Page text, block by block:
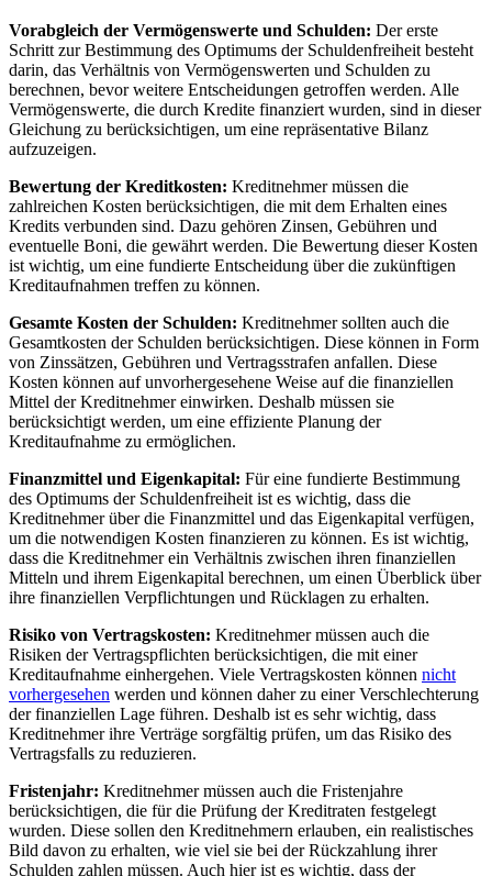
Vorabgleich der Vermögenswerte und Schulden: Der erste
Schritt zur Bestimmung des Optimums der Schuldenfreiheit besteht
darin, das Verhältnis von Vermögenswerten und Schulden zu
berechnen, bevor weitere Entscheidungen getroffen werden. Alle
Vermögenswerte, die durch Kredite finanziert wurden, sind in dieser
Gleichung zu berücksichtigen, um eine repräsentative Bilanz
aufzuzeigen.
Bewertung der Kreditkosten: Kreditnehmer müssen die
zahlreichen Kosten berücksichtigen, die mit dem Erhalten eines
Kredits verbunden sind. Dazu gehören Zinsen, Gebühren und
eventuelle Boni, die gewährt werden. Die Bewertung dieser Kosten
ist wichtig, um eine fundierte Entscheidung über die zukünftigen
Kreditaufnahmen treffen zu können.
Gesamte Kosten der Schulden: Kreditnehmer sollten auch die
Gesamtkosten der Schulden berücksichtigen. Diese können in Form
von Zinssätzen, Gebühren und Vertragsstrafen anfallen. Diese
Kosten können auf unvorhergesehene Weise auf die finanziellen
Mittel der Kreditnehmer einwirken. Deshalb müssen sie
berücksichtigt werden, um eine effiziente Planung der
Kreditaufnahme zu ermöglichen.
Finanzmittel und Eigenkapital: Für eine fundierte Bestimmung
des Optimums der Schuldenfreiheit ist es wichtig, dass die
Kreditnehmer über die Finanzmittel und das Eigenkapital verfügen,
um die notwendigen Kosten finanzieren zu können. Es ist wichtig,
dass die Kreditnehmer ein Verhältnis zwischen ihren finanziellen
Mitteln und ihrem Eigenkapital berechnen, um einen Überblick über
ihre finanziellen Verpflichtungen und Rücklagen zu erhalten.
Risiko von Vertragskosten: Kreditnehmer müssen auch die
Risiken der Vertragspflichten berücksichtigen, die mit einer
Kreditaufnahme einhergehen. Viele Vertragskosten können nicht
vorhergesehen werden und können daher zu einer Verschlechterung
der finanziellen Lage führen. Deshalb ist es sehr wichtig, dass
Kreditnehmer ihre Verträge sorgfältig prüfen, um das Risiko des
Vertragsfalls zu reduzieren.
Fristenjahr: Kreditnehmer müssen auch die Fristenjahre
berücksichtigen, die für die Prüfung der Kreditraten festgelegt
wurden. Diese sollen den Kreditnehmern erlauben, ein realistisches
Bild davon zu erhalten, wie viel sie bei der Rückzahlung ihrer
Schulden zahlen müssen. Auch hier ist es wichtig, dass der